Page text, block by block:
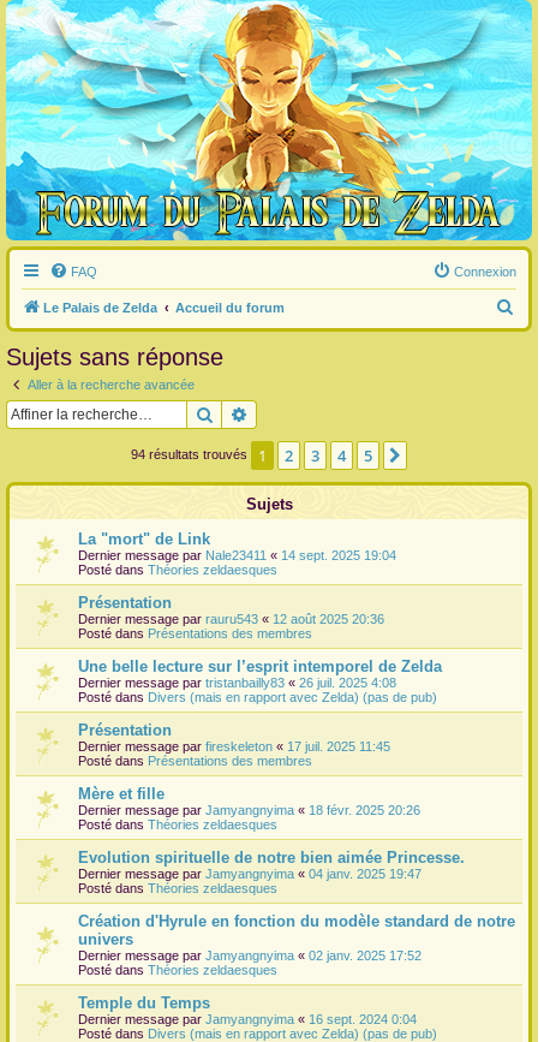
FAQ Connexion
Le Palais de Zelda Accueil du forum
e
c
Sujets sans réponse
Aller à la recherche avancée
Rechercher
94 résultats trouvés 1 2 3 4 5
Sujets
La "mort" de Link
Dernier message par Nale23411 « 14 sept. 2025 19:04
Posté dans Théories zeldaesques
Présentation
Dernier message par rauru543 « 12 août 2025 20:36
Posté dans Présentations des membres
Une belle lecture sur l’esprit intemporel de Zelda
Dernier message par tristanbailly83 « 26 juil. 2025 4:08
Posté dans Divers (mais en rapport avec Zelda) (pas de pub)
Présentation
Dernier message par fireskeleton « 17 juil. 2025 11:45
Posté dans Présentations des membres
Mère et fille
Dernier message par Jamyangnyima « 18 févr. 2025 20:26
Posté dans Théories zeldaesques
Evolution spirituelle de notre bien aimée Princesse.
Dernier message par Jamyangnyima « 04 janv. 2025 19:47
Posté dans Théories zeldaesques
Création d'Hyrule en fonction du modèle standard de notre
univers
Dernier message par Jamyangnyima « 02 janv. 2025 17:52
Posté dans Théories zeldaesques
Temple du Temps
Dernier message par Jamyangnyima « 16 sept. 2024 0:04
Posté dans Divers (mais en rapport avec Zelda) (pas de pub)